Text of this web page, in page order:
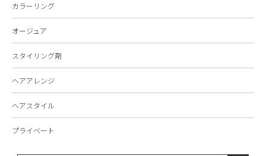
カラーリング
オージュア
スタイリング剤
ヘアアレンジ
ヘアスタイル
プライベート